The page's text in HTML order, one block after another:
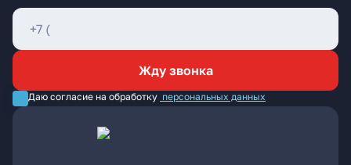
Жду звонка
Даю согласие на обработку персональных данных